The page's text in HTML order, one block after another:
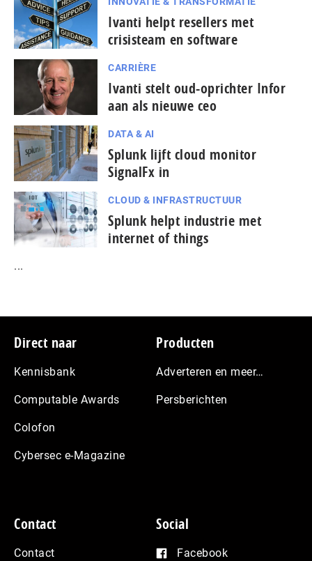
Ivanti helpt resellers met
crisisteam en software
CARRIÈRE
Ivanti stelt oud-oprichter Infor
aan als nieuwe ceo
DATA & AI
Splunk lijft cloud monitor
SignalFx in
CLOUD & INFRASTRUCTUUR
Splunk helpt industrie met
internet of things
...
Footer
Direct naar
Kennisbank
Computable Awards
Colofon
Cybersec e-Magazine
Producten
Adverteren en meer…
Persberichten
Contact
Contact
Social
Facebook